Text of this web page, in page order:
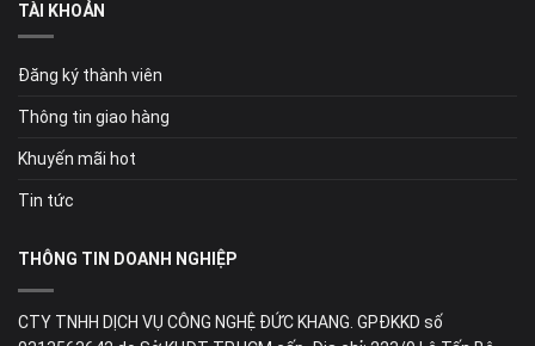
TÀI KHOẢN
Đăng ký thành viên
Thông tin giao hàng
Khuyến mãi hot
Tin tức
THÔNG TIN DOANH NGHIỆP
CTY TNHH DỊCH VỤ CÔNG NGHỆ ĐỨC KHANG. GPĐKKD số